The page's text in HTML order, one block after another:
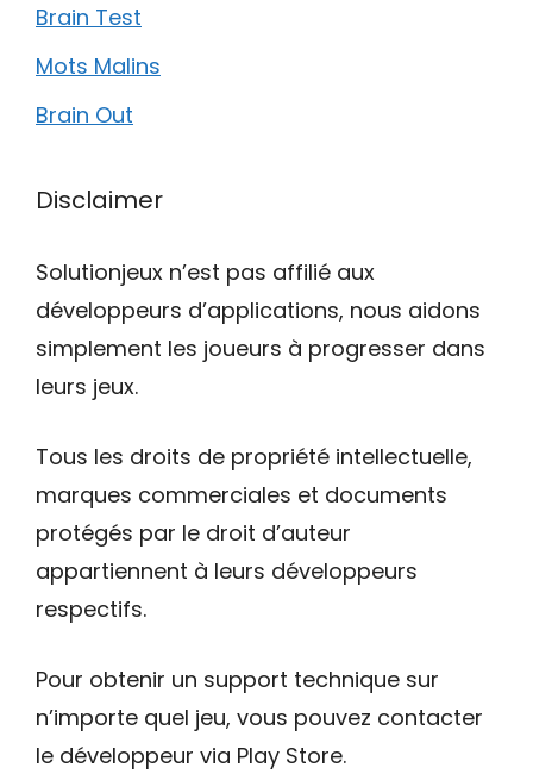
Brain Test
Mots Malins
Brain Out
Disclaimer
Solutionjeux n’est pas affilié aux
développeurs d’applications, nous aidons
simplement les joueurs à progresser dans
leurs jeux.
Tous les droits de propriété intellectuelle,
marques commerciales et documents
protégés par le droit d’auteur
appartiennent à leurs développeurs
respectifs.
Pour obtenir un support technique sur
n’importe quel jeu, vous pouvez contacter
le développeur via Play Store.